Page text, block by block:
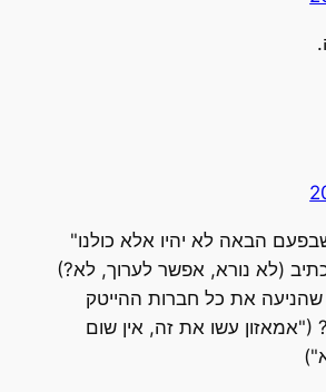
הבאה לא יהיו אלא כולנו"
(לא נורא, אפשר לערוך, לא?)
את כל חברות ההייטק
("אמאזון עשו את זה, אין שום